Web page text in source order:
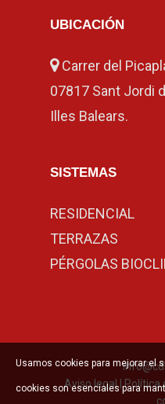
UBICACIÓN
Carrer del
07817 Sant Jordi
Illes Balears.
SISTEMAS
RESIDENCIAL
TERRAZAS
PÉRGOLAS
Aviso legal|Política
Usamos cookies para mejorar el
cookies son esenciales para